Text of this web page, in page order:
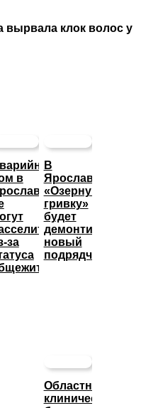
вырвала клок волос у
в
за
В
Ярославле
«Озерную
гривку»
будет
демонтировать
новый
подрядчик
Областная
клиническая